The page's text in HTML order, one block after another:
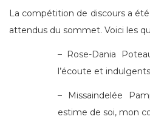
La compétition de discours a
attendus du sommet. Voici les
– Rose-Dania
l’écoute et
– Missaindelée
estime de soi, mon